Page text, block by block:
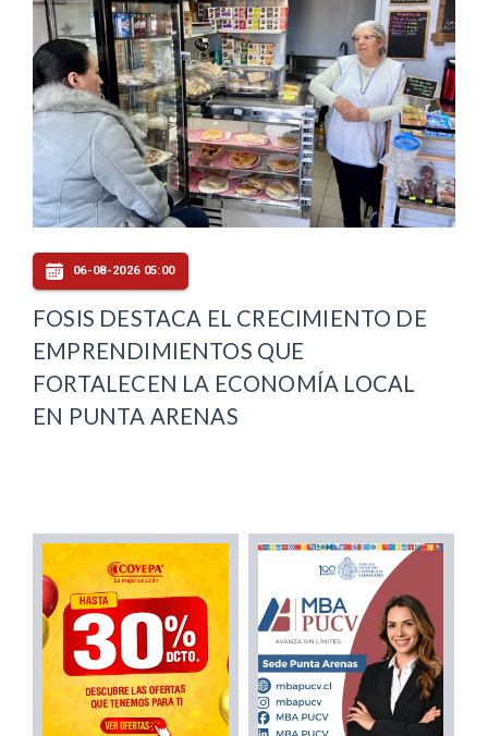
06-08-2026 05:00
FOSIS DESTACA EL CRECIMIENTO DE
EMPRENDIMIENTOS QUE
FORTALECEN LA ECONOMÍA LOCAL
EN PUNTA ARENAS